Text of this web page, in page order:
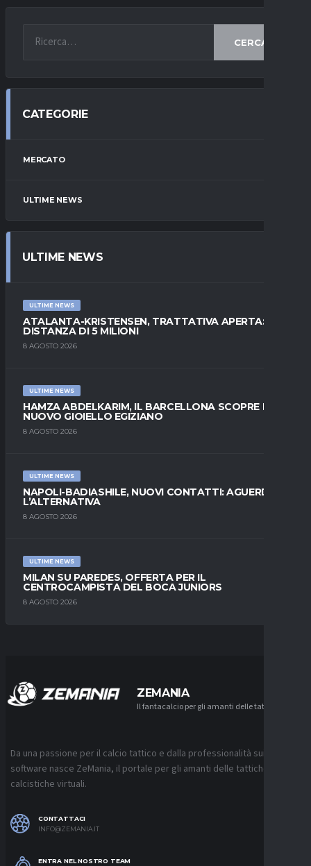
CERCA
CATEGORIE
MERCATO
ULTIME NEWS
ULTIME NEWS
ULTIME NEWS
ATALANTA-KRISTENSEN, TRATTATIVA APERTA:
DISTANZA DI 5 MILIONI
8 AGOSTO 2026
ULTIME NEWS
HAMZA ABDELKARIM, IL BARCELLONA SCOPRE IL
NUOVO GIOIELLO EGIZIANO
8 AGOSTO 2026
ULTIME NEWS
NAPOLI-BADIASHILE, NUOVI CONTATTI: AGUERD È
L’ALTERNATIVA
8 AGOSTO 2026
ULTIME NEWS
MILAN SU PAREDES, OFFERTA PER IL
CENTROCAMPISTA DEL BOCA JUNIORS
8 AGOSTO 2026
ZEMANIA
Il fantacalcio per gli amanti delle tattiche
Da una passione per il calcio tattico e dalla professionalità sui
software nasce ZeMania, il portale per gli amanti delle tattiche
calcistiche virtuali.
CONTATTACI
INFO@ZEMANIA.IT
ENTRA NEL NOSTRO TEAM